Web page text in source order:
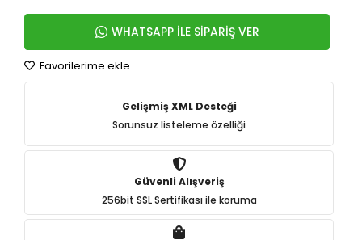
WHATSAPP İLE SİPARİŞ VER
Favorilerime ekle
Gelişmiş XML Desteği
Sorunsuz listeleme özelliği
Güvenli Alışveriş
256bit SSL Sertifikası ile koruma